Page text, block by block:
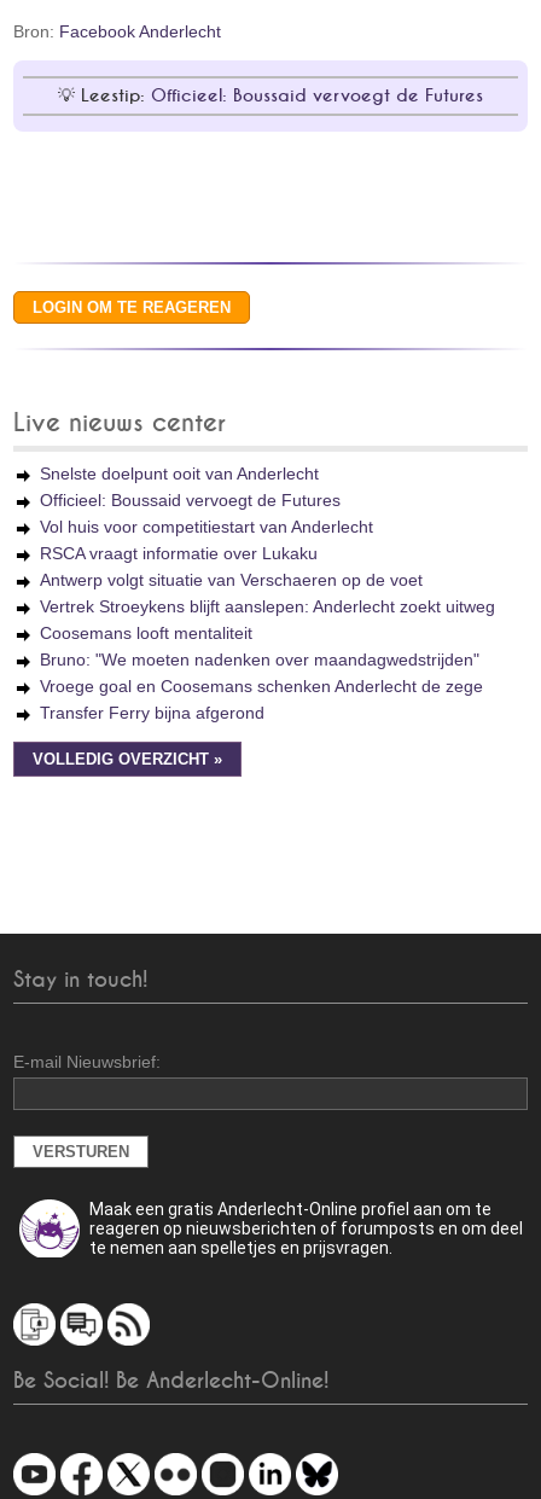
Bron: Facebook Anderlecht
Leestip: Officieel: Boussaid vervoegt de Futures
Live nieuws center
Snelste doelpunt ooit van Anderlecht
Officieel: Boussaid vervoegt de Futures
Vol huis voor competitiestart van Anderlecht
RSCA vraagt informatie over Lukaku
Antwerp volgt situatie van Verschaeren op de voet
Vertrek Stroeykens blijft aanslepen: Anderlecht zoekt uitweg
Coosemans looft mentaliteit
Bruno: "We moeten nadenken over maandagwedstrijden"
Vroege goal en Coosemans schenken Anderlecht de zege
Transfer Ferry bijna afgerond
VOLLEDIG OVERZICHT »
Stay in touch!
E-mail Nieuwsbrief:
Maak een gratis Anderlecht-Online profiel aan om te
reageren op nieuwsberichten of forumposts en om deel
te nemen aan spelletjes en prijsvragen.
Be Social! Be Anderlecht-Online!